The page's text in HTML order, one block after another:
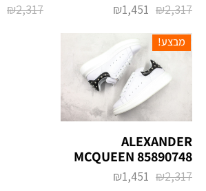
₪2,317
₪1,451
₪2,317
מבצע!
ALEXANDER
MCQUEEN 85890748
₪2,317
₪1,451